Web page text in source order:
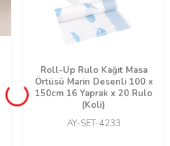
Roll-Up Rulo Kağıt Masa
Örtüsü Marin Desenli 100 x
150cm 16 Yaprak x 20 Rulo
(Koli)
AY-SET-4233